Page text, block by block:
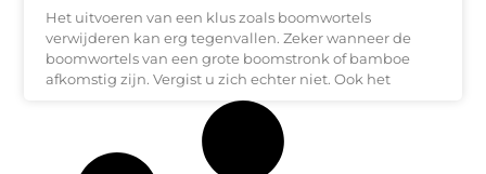
Het uitvoeren van een klus zoals boomwortels
verwijderen kan erg tegenvallen. Zeker wanneer de
boomwortels van een grote boomstronk of bamboe
afkomstig zijn. Vergist u zich echter niet. Ook het